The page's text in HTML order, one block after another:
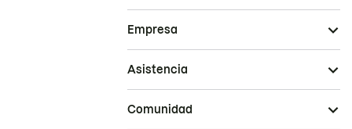
Empresa
Asistencia
Comunidad